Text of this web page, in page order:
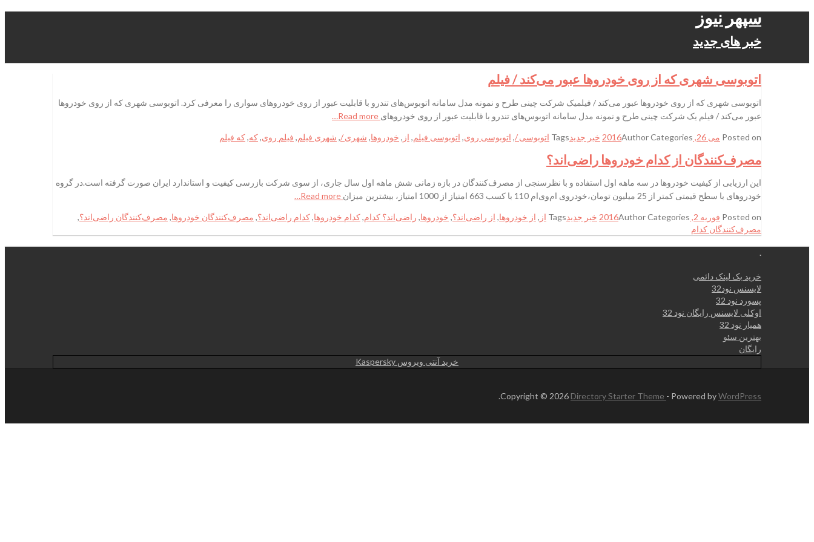
سپهر نیوز
خبر های جدید
اتوبوسی شهری که از روی خودروها عبور می‌کند / فیلم
اتوبوسی شهری که از روی خودروها عبور می‌کند / فیلمیک شرکت چینی طرح و نمونه مدل سامانه اتوبوس‌های تندرو با قابلیت عبور از روی خودروهای سواری را معرفی کرد. اتوبوسی شهری که از روی خودروها
عبور می‌کند / فیلم یک شرکت چینی طرح و نمونه مدل سامانه اتوبوس‌های تندرو با قابلیت عبور از روی خودروهای
Posted on می 26, 2016 AuthorCategories خبر جدیدTags اتوبوسی /, اتوبوسی روی, اتوبوسی فیلم, از , خودروها, شهری /, شهری فیلم, فیلم روی,که,که فیلم
مصرف‌کنندگان از کدام خودروها راضی‌اند؟
این ارزیابی از کیفیت خودروها در سه ماهه اول استفاده و با نظرسنجی از مصرف‌کنندگان در بازه زمانی شش ماهه اول سال جاری، از سوی شرکت بازرسی کیفیت و استاندارد ایران صورت گرفته است.در گروه
خودروهای با سطح قیمتی کمتر از 25 میلیون تومان،‌خودروی ام‌وی‌ام 110 با کسب 663 امتیاز از 1000 امتیاز، بیشترین میزان
Posted on فوریه 2, 2016 AuthorCategories خبر جدیدTags از , از خودروها, از راضی‌اند؟, خودروها, راضی‌اند؟ کدام,کدام خودروها,کدام راضی‌اند؟, مصرف‌کنندگان خودروها, مصرف‌کنندگان راضی‌اند؟,
مصرف‌کنندگان کدام
.
خرید بک لینک دائمی
لایسنس نود32
پسورد نود 32
اوکلی لایسنس رایگان نود 32
همیار نود 32
بهترین سئو
رایگان
خرید آنتی ویروس Kaspersky
Copyright © 2026 Directory Starter Theme - Powered byWordPress
.